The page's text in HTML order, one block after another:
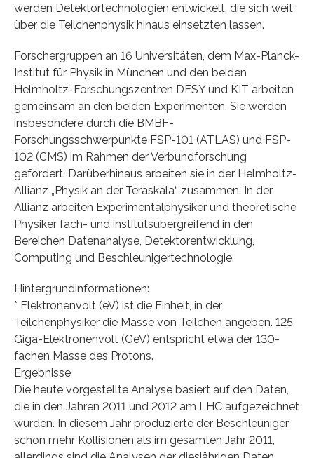
werden Detektortechnologien entwickelt, die sich weit
über die Teilchenphysik hinaus einsetzten lassen.
Forschergruppen an 16 Universitäten, dem Max-Planck-
Institut für Physik in München und den beiden
Helmholtz-Forschungszentren DESY und KIT arbeiten
gemeinsam an den beiden Experimenten. Sie werden
insbesondere durch die BMBF-
Forschungsschwerpunkte FSP-101 (ATLAS) und FSP-
102 (CMS) im Rahmen der Verbundforschung
gefördert. Darüberhinaus arbeiten sie in der Helmholtz-
Allianz „Physik an der Teraskala“ zusammen. In der
Allianz arbeiten Experimentalphysiker und theoretische
Physiker fach- und institutsübergreifend in den
Bereichen Datenanalyse, Detektorentwicklung,
Computing und Beschleunigertechnologie.
Hintergrundinformationen:
* Elektronenvolt (eV) ist die Einheit, in der
Teilchenphysiker die Masse von Teilchen angeben. 125
Giga-Elektronenvolt (GeV) entspricht etwa der 130-
fachen Masse des Protons.
Ergebnisse
Die heute vorgestellte Analyse basiert auf den Daten,
die in den Jahren 2011 und 2012 am LHC aufgezeichnet
wurden. In diesem Jahr produzierte der Beschleuniger
schon mehr Kollisionen als im gesamten Jahr 2011,